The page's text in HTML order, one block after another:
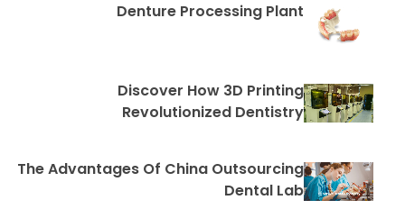
Denture Processing Plant
Discover How 3D Printing
Revolutionized Dentistry
The Advantages Of China Outsourcing
Dental Lab